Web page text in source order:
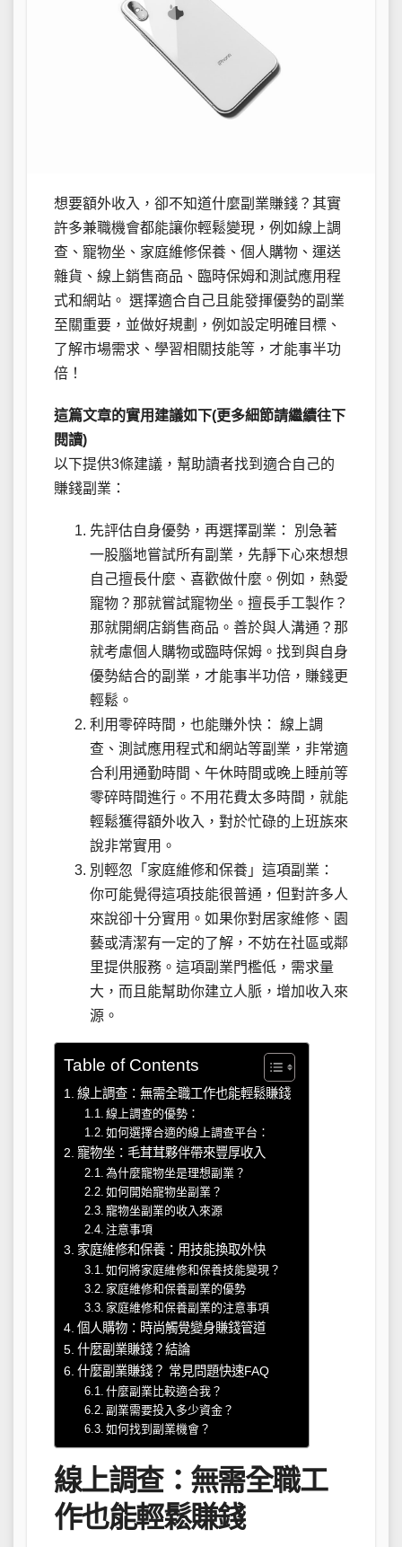
想要額外收入，卻不知道什麼副業賺錢？其實
許多兼職機會都能讓你輕鬆變現，例如線上調
查、寵物坐、家庭維修保養、個人購物、運送
雜貨、線上銷售商品、臨時保姆和測試應用程
式和網站。 選擇適合自己且能發揮優勢的副業
至關重要，並做好規劃，例如設定明確目標、
了解市場需求、學習相關技能等，才能事半功
倍！
這篇文章的實用建議如下(更多細節請繼續往下
閱讀)
以下提供3條建議，幫助讀者找到適合自己的
賺錢副業：
先評估自身優勢，再選擇副業： 別急著
一股腦地嘗試所有副業，先靜下心來想想
自己擅長什麼、喜歡做什麼。例如，熱愛
寵物？那就嘗試寵物坐。擅長手工製作？
那就開網店銷售商品。善於與人溝通？那
就考慮個人購物或臨時保姆。找到與自身
優勢結合的副業，才能事半功倍，賺錢更
輕鬆。
利用零碎時間，也能賺外快： 線上調
查、測試應用程式和網站等副業，非常適
合利用通勤時間、午休時間或晚上睡前等
零碎時間進行。不用花費太多時間，就能
輕鬆獲得額外收入，對於忙碌的上班族來
說非常實用。
別輕忽「家庭維修和保養」這項副業：
你可能覺得這項技能很普通，但對許多人
來說卻十分實用。如果你對居家維修、園
藝或清潔有一定的了解，不妨在社區或鄰
里提供服務。這項副業門檻低，需求量
大，而且能幫助你建立人脈，增加收入來
源。
Table of Contents
線上調查：無需全職工作也能輕鬆賺錢
線上調查的優勢：
如何選擇合適的線上調查平台：
寵物坐：毛茸茸夥伴帶來豐厚收入
為什麼寵物坐是理想副業？
如何開始寵物坐副業？
寵物坐副業的收入來源
注意事項
家庭維修和保養：用技能換取外快
如何將家庭維修和保養技能變現？
家庭維修和保養副業的優勢
家庭維修和保養副業的注意事項
個人購物：時尚觸覺變身賺錢管道
什麼副業賺錢？結論
什麼副業賺錢？ 常見問題快速FAQ
什麼副業比較適合我？
副業需要投入多少資金？
如何找到副業機會？
線上調查：無需全職工
作也能輕鬆賺錢